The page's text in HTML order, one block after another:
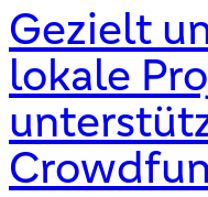
Gezielt
lokale